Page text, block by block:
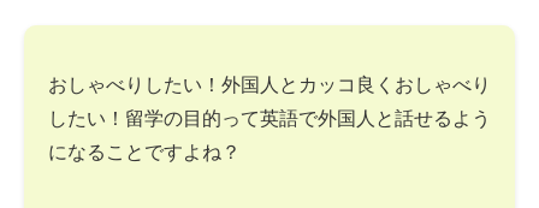
おしゃべりしたい！外国人とカッコ良くおしゃべり
したい！留学の目的って英語で外国人と話せるよう
になることですよね？